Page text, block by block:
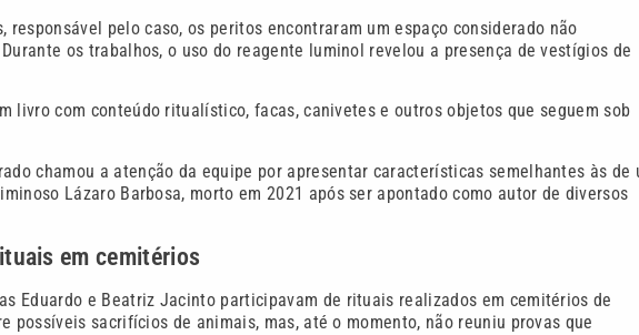
responsável pelo caso, os peritos encontraram um espaço considerado não
os trabalhos, o uso do reagente luminol revelou a presença de vestígios de
livro com conteúdo ritualístico, facas, canivetes e outros objetos que seguem sob
chamou a atenção da equipe por apresentar características semelhantes às de
Lázaro Barbosa, morto em 2021 após ser apontado como autor de diversos
em cemitérios
Eduardo e Beatriz Jacinto participavam de rituais realizados em cemitérios de
possíveis sacrifícios de animais, mas, até o momento, não reuniu provas que